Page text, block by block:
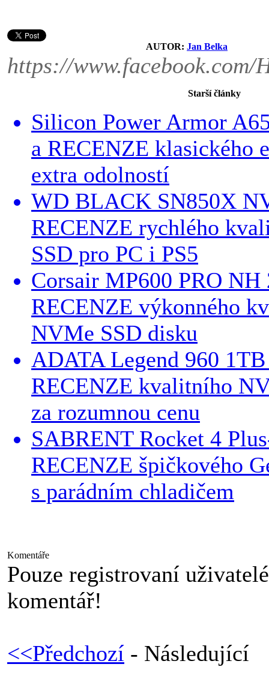
AUTOR: Jan Belka
https://www.facebook.com/
Starší články
Silicon Power Armor
a RECENZE klasického
extra odolností
WD BLACK SN850X
RECENZE rychlého
SSD pro PC i PS5
Corsair MP600 PRO NH
RECENZE výkonného
NVMe SSD disku
ADATA Legend 960
RECENZE kvalitního
za rozumnou cenu
SABRENT Rocket 4
RECENZE špičkového
s parádním chladičem
Komentáře
Pouze registrovaní
komentář!
<<Předchozí - Následující